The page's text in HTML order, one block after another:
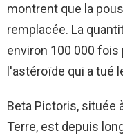
montrent que la
remplacée. La
environ 100 000 fois
l'astéroïde qui a tué
Beta Pictoris, située
Terre, est depuis